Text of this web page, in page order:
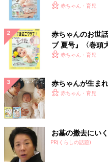
いっぱい！
赤ちゃん・育児
赤ちゃんのお世
ブ 夏号』〈巻頭
く！ おっぱい・
赤ちゃん・育児
赤ちゃんが生ま
赤ちゃん・育児
お墓の撤去にい
PR(くらしの話題)